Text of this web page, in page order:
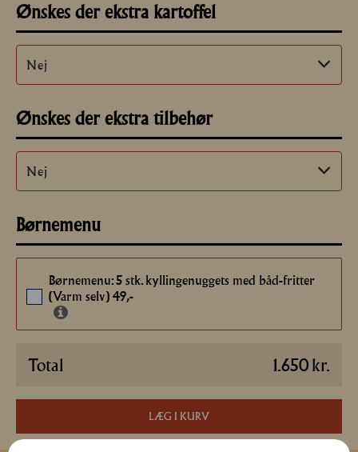
Ønskes der ekstra kartoffel
Ønskes der ekstra tilbehør
Børnemenu
Børnemenu: 5 stk. kyllingenuggets med båd-fritter
(Varm selv) 49,-
Total 1.650 kr.
LÆG I KURV